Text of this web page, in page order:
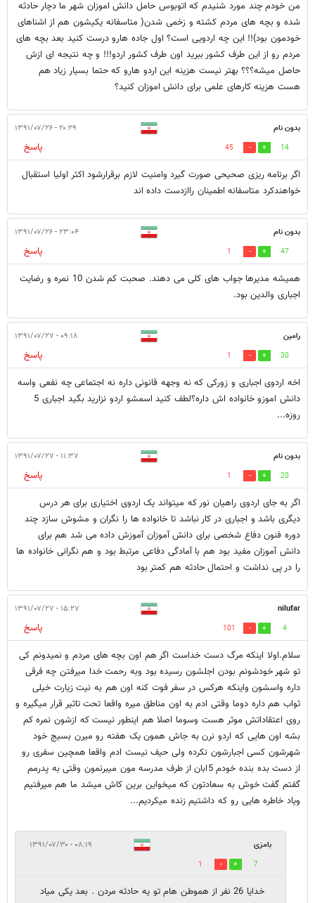
من خودم چند مورد شنیدم که اتوبوس حامل دانش اموزان شهر ما دچار حادثه
شده و بچه های مردم کشته و زخمی شدن( متاسفانه یکیشون هم از اشناهای
خودمون بود)!! این چه اردویی است؟ اول جاده هارو درست کنید بعد بچه های
مردم رو از این طرف کشور ببرید اون طرف کشور اردو!!! و چه نتیجه ای ازش
حاصل میشه؟؟؟ بهتر نیست هزینه این اردو هارو که حتما بسیار زیاد هم
هست هزینه کارهای علمی برای دانش اموزان کنید؟
بدون نام ۲۰:۲۹ - ۱۳۹۱/۰۷/۲۶
14
45
پاسخ
اگر برنامه ریزی صحیحی صورت گیرد وامنیت لازم برقرارشود اکثر اولیا استقبال
خواهندکرد متاسفانه اطمینان راازدست داده اند
بدون نام ۲۳:۰۴ - ۱۳۹۱/۰۷/۲۶
47
1
پاسخ
همیشه مدیرها جواب های کلی می دهند. صحبت کم شدن 10 نمره و رضایت
اجباری والدین بود.
رامین ۰۹:۱۸ - ۱۳۹۱/۰۷/۲۷
30
1
پاسخ
اخه اردوی اجباری و زورکی که نه وجهه قانونی داره نه اجتماعی چه نفعی واسه
دانش اموزو خانواده اش داره؟لطف کنید اسمشو اردو نزارید بگید اجباری 5
روزه...
بدون نام ۱۱:۳۷ - ۱۳۹۱/۰۷/۲۷
20
1
پاسخ
اگر به جای اردوی راهیان نور که میتواند یک اردوی اختیاری برای هر درس
دیگری باشد و اجباری در کار نباشد تا خانواده ها را نگران و مشوش سازد چند
دوره فنون دفاع شخصی برای دانش آموزان آموزش داده می شد هم برای
دانش آموزان مفید بود هم با آمادگی دفاعی مرتبط بود و هم نگرانی خانواده ها
را در پی نداشت و احتمال حادثه هم کمتر بود
nilufar ۱۵:۲۷ - ۱۳۹۱/۰۷/۲۷
4
101
پاسخ
سلام.اولا اینکه مرگ دست خداست اگر هم اون بچه های مردم و نمیدونم کی
تو شهر خودشونم بودن اجلشون رسیده بود وبه رحمت خدا میرفتن چه فرقی
داره واسشون واینکه هرکس در سفر فوت کنه اون هم به نیت زیارت خیلی
ثواب هم داره دوما وقتی ادم به اون مناطق میره واقعا تحت تاثیر قرار میگیره و
روی اعتقاداتش موثر هست وسوما اصلا هم اینطور نیست که ازشون نمره کم
بشه اون هایی که اردو نرن به جاش همون یک هفته رو میرن بسیج خود
شهرشون کسی اجبارشون نکرده ولی حیف نیست ادم واقعا همچین سفری رو
از دست بده بنده خودم 5ابان از طرف مدرسه مون میبرنمون وقتی به پدرمم
گفتم گفت خوش به سعادتون که میخواین برین کاش میشد ما هم میرفتیم
ویاد خاطره هایی رو که داشتیم زنده میکردیم...
بامزی ۰۸:۱۹ - ۱۳۹۱/۰۷/۳۰
7
1
خدایا 26 نفر از هموطن هام تو یه حادثه مردن . بعد یکی میاد